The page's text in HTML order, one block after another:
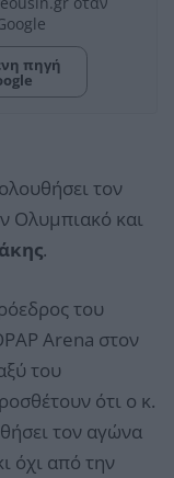
πηγή
τον
Ολυμπιακό και
.
του
Arena στον
του
ότι ο κ.
τον αγώνα
όχι από την